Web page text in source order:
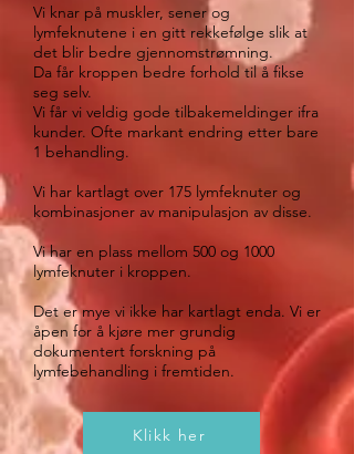
Vi knar på muskler, sener og
lymfeknutene i en gitt rekkefølge slik at
det blir bedre gjennomstrømning.
Da får kroppen bedre forhold til å fikse
seg selv.
Vi får vi veldig gode tilbakemeldinger ifra
kunder. Ofte markant endring etter bare
1 behandling.
Vi har kartlagt over 175 lymfeknuter og
kombinasjoner av manipulasjon av disse.
Vi har en plass mellom 500 og 1000
lymfeknuter i kroppen.
Det er mye vi ikke har kartlagt enda. Vi er
åpen for å kjøre mer grundig
dokumentert forskning på
lymfebehandling i fremtiden.
Klikk her